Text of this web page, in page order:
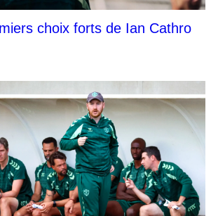
choix forts de Ian Cathro